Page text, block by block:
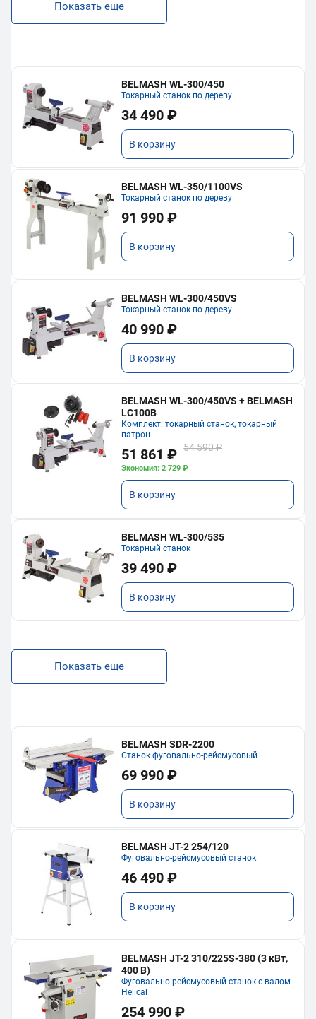
Показать еще
BELMASH WL-300/450
Токарный станок по дереву
34 490 ₽
В корзину
BELMASH WL-350/1100VS
Токарный станок по дереву
91 990 ₽
В корзину
BELMASH WL-300/450VS
Токарный станок по дереву
40 990 ₽
В корзину
BELMASH WL-300/450VS + BELMASH
LC100B
Комплект: токарный станок, токарный
патрон
51 861 ₽ 54 590 ₽
Экономия: 2 729 ₽
В корзину
BELMASH WL-300/535
Токарный станок
39 490 ₽
В корзину
Показать еще
BELMASH SDR-2200
Станок фуговально-рейсмусовый
69 990 ₽
В корзину
BELMASH JT-2 254/120
Фуговально-рейсмусовый станок
46 490 ₽
В корзину
BELMASH JT-2 310/225S-380 (3 кВт,
400 В)
Фуговально-рейсмусовый станок с валом
Helical
254 990 ₽